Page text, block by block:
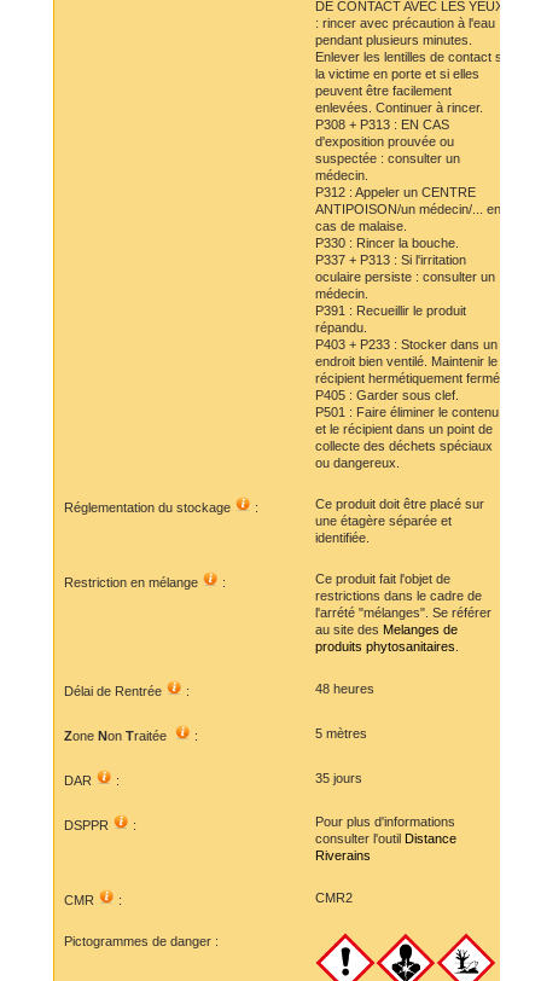
DE CONTACT AVEC LES YEUX
: rincer avec précaution à l'eau
pendant plusieurs minutes.
Enlever les lentilles de contact si
la victime en porte et si elles
peuvent être facilement
enlevées. Continuer à rincer.
P308 + P313 : EN CAS
d'exposition prouvée ou
suspectée : consulter un
médecin.
P312 : Appeler un CENTRE
ANTIPOISON/un médecin/... en
cas de malaise.
P330 : Rincer la bouche.
P337 + P313 : Si l'irritation
oculaire persiste : consulter un
médecin.
P391 : Recueillir le produit
répandu.
P403 + P233 : Stocker dans un
endroit bien ventilé. Maintenir le
récipient hermétiquement fermé.
P405 : Garder sous clef.
P501 : Faire éliminer le contenu
et le récipient dans un point de
collecte des déchets spéciaux
ou dangereux.
Réglementation du stockage :
Ce produit doit être placé sur
une étagère séparée et
identifiée.
Restriction en mélange :
Ce produit fait l'objet de
restrictions dans le cadre de
l'arrété "mélanges". Se référer
au site des Melanges de
produits phytosanitaires
Délai de Rentrée : 48 heures
Zone Non Traitée : 5 mètres
DAR : 35 jours
DSPPR :
Pour plus d'informations
consulter l'outil Distance
Riverains
CMR : CMR2
Pictogrammes de danger :